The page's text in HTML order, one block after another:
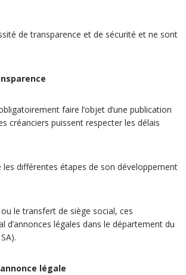
de transparence et de sécurité et ne sont
faire l’objet d’une publication
créanciers puissent respecter les délais
différentes étapes de son développement
le transfert de siège social, ces
d’annonces légales dans le département du
légale